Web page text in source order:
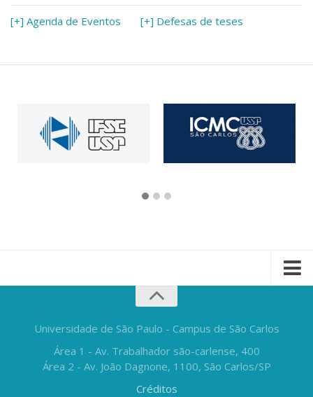
[+] Agenda de Eventos [+] Defesas de teses
Universidade de São Paulo - Campus de São Carlos
Área 1 - Av. Trabalhador são-carlense, 400
Área 2 - Av. João Dagnone, 1100, São Carlos/SP
Créditos